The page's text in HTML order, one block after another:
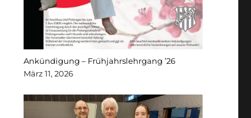
Ankündigung – Frühjahrslehrgang ’26
März 11, 2026